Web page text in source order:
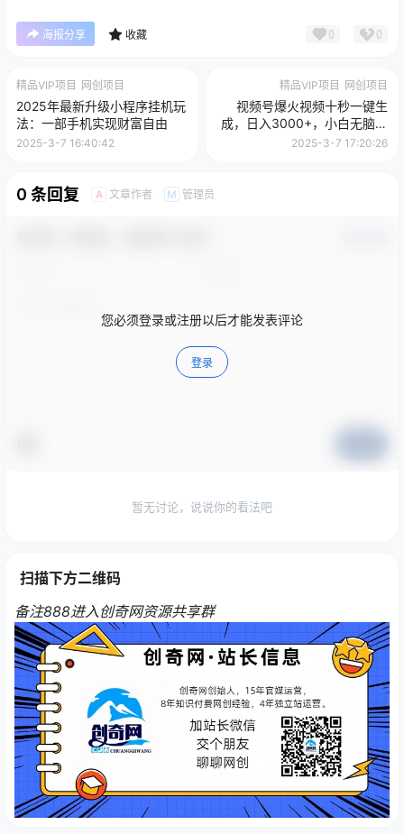
海报分享 收藏 0 0
精品VIP项目 网创项目
2025年最新升级小程序挂机玩
法：一部手机实现财富自由
2025-3-7 16:40:42
精品VIP项目 网创项目
视频号爆火视频十秒一键生
成，日入3000+，小白无脑操
作
2025-3-7 17:20:26
0 条回复 A 文章作者 M 管理员
您必须登录或注册以后才能发表评论
登录
暂无讨论，说说你的看法吧
扫描下方二维码
备注888进入创奇网资源共享群